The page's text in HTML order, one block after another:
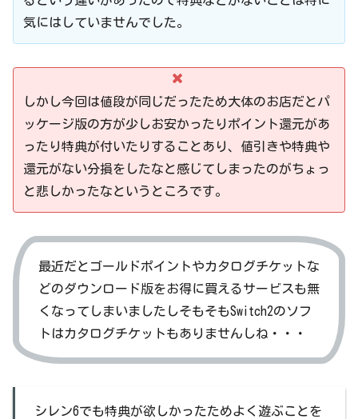
気にはしていませんでした。
しかし今回は値段が同じだったため大体のお店だとパ
ッケージ版の方が少しお安かったりポイント還元があ
ったり特典が付いたりすることあり、値引きや特典や
還元がない分損をしたなと感じてしまったのがちょっ
と悲しかったなというところです。
最近だとゴールドポイントやカタログチケットな
どのダウンロード版をお得に買えるサービスも無
くなってしまいましたしそもそもSwitch2のソフ
トはカタログチケットもありませんしね・・・
シレン6でも特典が欲しかったためよく遊ぶことを